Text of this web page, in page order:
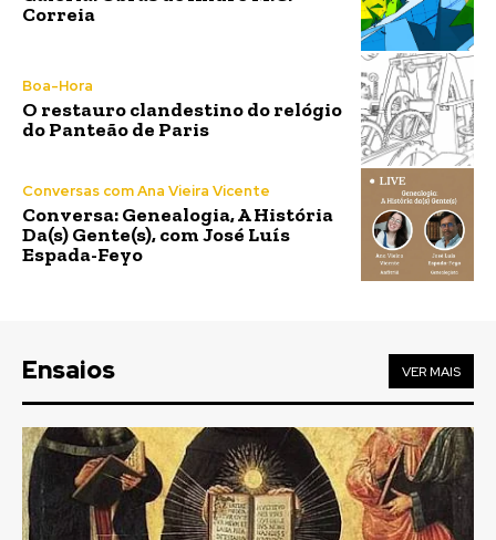
Correia
Boa-Hora
O restauro clandestino do relógio
do Panteão de Paris
Conversas com Ana Vieira Vicente
Conversa: Genealogia, A História
Da(s) Gente(s), com José Luís
Espada-Feyo
Ensaios VER MAIS